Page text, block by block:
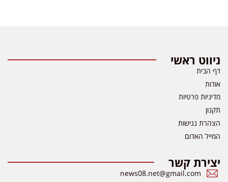
ניווט ראשי
דף הבית
אודות
מדיניות פרטיות
תקנון
הצהרת נגישות
המייל האדום
יצירת קשר
news08.net@gmail.com